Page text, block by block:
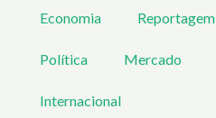
Economia Reportagem
Política Mercado
Internacional